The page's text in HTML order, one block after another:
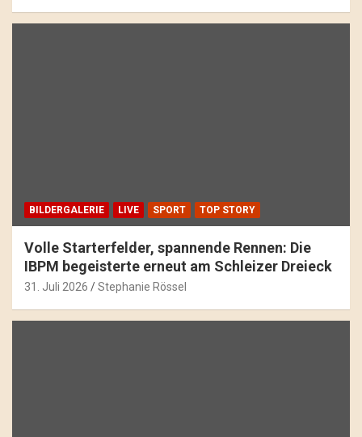
BILDERGALERIE LIVE SPORT TOP STORY
Volle Starterfelder, spannende Rennen: Die
IBPM begeisterte erneut am Schleizer Dreieck
31. Juli 2026 Stephanie Rössel